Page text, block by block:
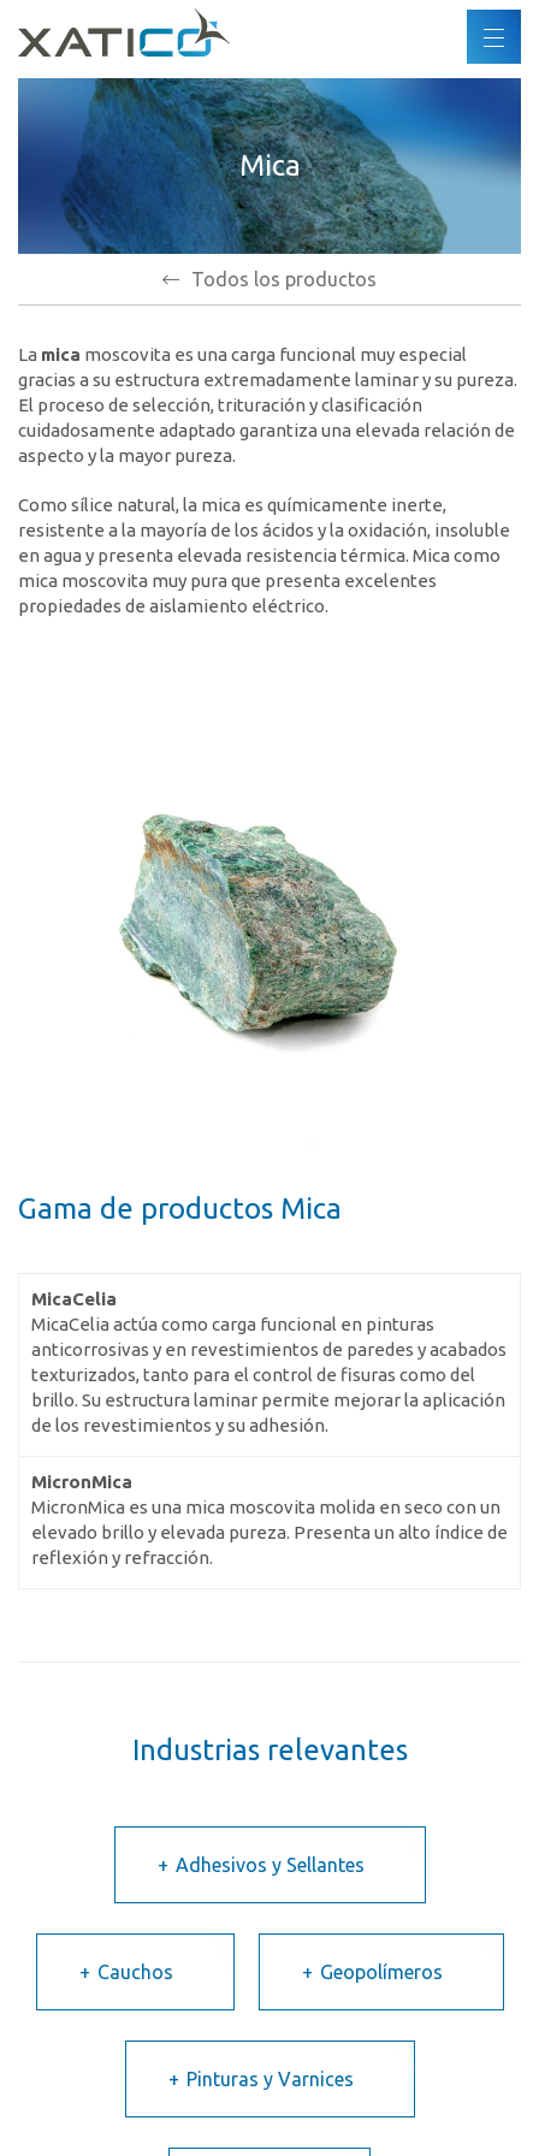
Xatico
Quiénes somos
Política corporativa
Política medioambiental
Derechos humanos
Código de conducta
Industrias
Productos
Socios
Contacto
Localidades
Buscar
ES
Mica
Todos los productos
La mica moscovita es una carga funcional muy especial
gracias a su estructura extremadamente laminar y su pureza.
El proceso de selección, trituración y clasificación
cuidadosamente adaptado garantiza una elevada relación de
aspecto y la mayor pureza.
Como sílice natural, la mica es químicamente inerte,
resistente a la mayoría de los ácidos y la oxidación, insoluble
en agua y presenta elevada resistencia térmica. Mica como
mica moscovita muy pura que presenta excelentes
propiedades de aislamiento eléctrico.
Gama de productos Mica
MicaCelia
MicaCelia actúa como carga funcional en pinturas
anticorrosivas y en revestimientos de paredes y acabados
texturizados, tanto para el control de fisuras como del
brillo. Su estructura laminar permite mejorar la aplicación
de los revestimientos y su adhesión.
MicronMica
MicronMica es una mica moscovita molida en seco con un
elevado brillo y elevada pureza. Presenta un alto índice de
reflexión y refracción.
Industrias relevantes
Adhesivos y Sellantes
Cauchos Geopolímeros
Pinturas y Varnices